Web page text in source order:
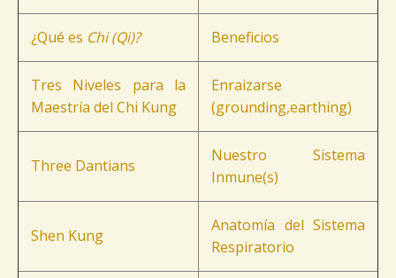
¿Qué es Chi (Qi)? Beneficios
Tres Niveles para la
Maestría del Chi Kung
Enraizarse
(grounding,earthing)
Three Dantians
Nuestro Sistema
Inmune(s)
Shen Kung
Anatomía del Sistema
Respiratorio